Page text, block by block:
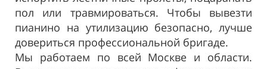
пол или травмироваться. Чтобы вывезти
пианино на утилизацию безопасно, лучше
довериться профессиональной бригаде.
Мы работаем по всей Москве и области.